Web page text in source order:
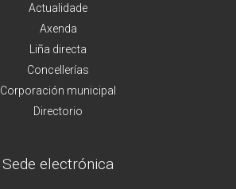
Actualidade
Axenda
Liña directa
Concellerías
Corporación municipal
Directorio
Sede electrónica